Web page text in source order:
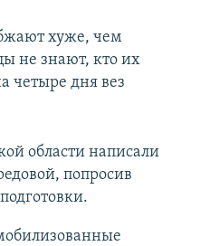
хуже, чем
не знают, кто их
четыре дня вез
области написали
попросив